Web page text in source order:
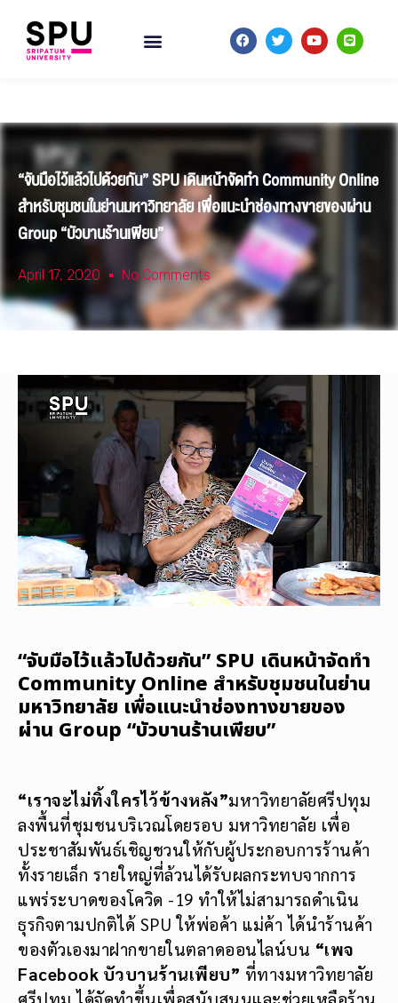
“จับมือไว้แล้วไปด้วยกัน” SPU เดินหน้าจัดทำ Community Online
สำหรับชุมชนในย่านมหาวิทยาลัย เพื่อแนะนำช่องทางขายของผ่าน
Group “บัวบานร้านเพียบ”
April 17, 2020 No Comments
“จับมือไว้แล้วไปด้วยกัน” SPU เดินหน้าจัดทำ
Community Online สำหรับชุมชนในย่าน
มหาวิทยาลัย เพื่อแนะนำช่องทางขายของ
ผ่าน Group “บัวบานร้านเพียบ”
“เราจะไม่ทิ้งใครไว้ข้างหลัง”มหาวิทยาลัยศรีปทุม
ลงพื้นที่ชุมชนบริเวณโดยรอบ มหาวิทยาลัย เพื่อ
ประชาสัมพันธ์เชิญชวนให้กับผู้ประกอบการร้านค้า
ทั้งรายเล็ก รายใหญ่ที่ล้วนได้รับผลกระทบจากการ
แพร่ระบาดของโควิด -19 ทำให้ไม่สามารถดำเนิน
ธุรกิจตามปกติได้ SPU ให้พ่อค้า แม่ค้า ได้นำร้านค้า
ของตัวเองมาฝากขายในตลาดออนไลน์บน “เพจ
Facebook บัวบานร้านเพียบ” ที่ทางมหาวิทยาลัย
ศรีปทุม ได้จัดทำขึ้นเพื่อสนับสนุนและช่วยเหลือร้าน